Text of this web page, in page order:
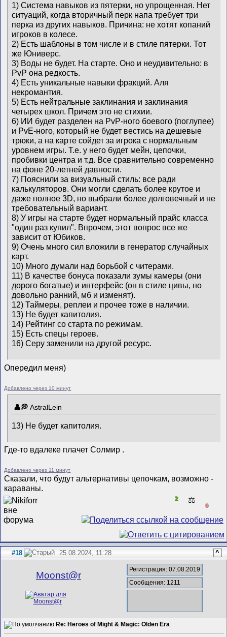
1) Система навыков из пятерки, но упрощенная. Нет
ситуаций, когда вторичный перк напа требует три
перка из других навыков. Причина: не хотят копаний
игроков в колесе.
2) Есть шаблоны в том числе и в стиле пятерки. Тот
же Юниверс.
3) Воды не будет. На старте. Оно и неудивительно: в
PvP она редкость.
4) Есть уникальные навыки фракций. Аля
некромантия.
5) Есть нейтральные заклинания и заклинания
четырех школ. Причем это не стихии.
6) ИИ будет разделен на PvP-ного боевого (поглупее)
и PvE-ного, который не будет вестись на дешевые
трюки, а на карте сойдет за игрока с нормальным
уровнем игры. Т.е. у него будет мейн, цепочки,
пробивки центра и т.д. Все сравнительно современно
на фоне 20-летней давности.
7) Пояснили за визуальный стиль: все ради
калькуляторов. Они могли сделать более крутое и
даже полное 3D, но выбрали более долговечный и не
требовательный вариант.
8) У игры на старте будет нормальный прайс класса
"один раз купил". Впрочем, этот вопрос все же
зависит от Юбиков.
9) Очень много сил вложили в генератор случайных
карт.
10) Много думали над борьбой с читерами.
11) В качестве бонуса показали зумы камеры (они
дорого богатые) и интерфейс (он в стиле цивы, но
довольно ранний, мб и изменят).
12) Таймеры, реплеи и прочее тоже в наличии.
13) Не будет капитолия.
14) Рейтинг со старта по режимам.
15) Есть спецы героев.
16) Серу заменили на другой ресурс.
Опередил меня)
Добавлено через 10 минут
AstralLein
13) Не будет капитолия.
Где-то вдалеке плачет Солмир .
Добавлено через 11 минут
Сказали, что будут альтернативы цепочкам, возможно -
караваны.
2 ⚖️
0
#18 25.08.2024, 11:28 ^
Mооnst@r
Регистрация: 07.08.2019
Сообщения: 1211
Re: Heroes of Might & Magic: Olden Era